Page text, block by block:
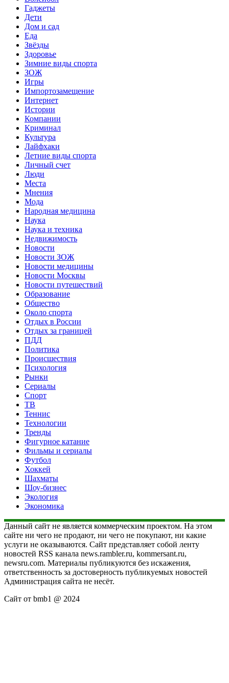
Гаджеты
Дети
Дом и сад
Еда
Звёзды
Здоровье
Зимние виды спорта
ЗОЖ
Игры
Импортозамещение
Интернет
Истории
Компании
Криминал
Культура
Лайфхаки
Летние виды спорта
Личный счет
Люди
Места
Мнения
Мода
Народная медицина
Наука
Наука и техника
Недвижимость
Новости
Новости ЗОЖ
Новости медицины
Новости Москвы
Новости путешествий
Образование
Общество
Около спорта
Отдых в России
Отдых за границей
ПДД
Политика
Происшествия
Психология
Рынки
Сериалы
Спорт
ТВ
Теннис
Технологии
Тренды
Фигурное катание
Фильмы и сериалы
Футбол
Хоккей
Шахматы
Шоу-бизнес
Экология
Экономика
Данный сайт не является коммерческим проектом. На этом
сайте ни чего не продают, ни чего не покупают, ни какие
услуги не оказываются. Сайт представляет собой ленту
новостей RSS канала news.rambler.ru, kommersant.ru,
newsru.com. Материалы публикуются без искажения,
ответственность за достоверность публикуемых новостей
Администрация сайта не несёт.
Сайт от bmb1 @ 2024